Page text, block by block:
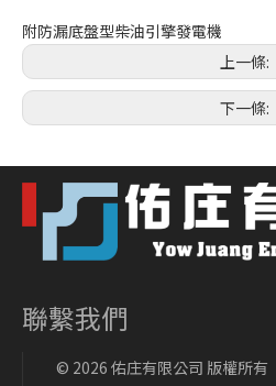
附防漏底盤型柴油引擎發電機
上一條:
下一條:
聯繫我們
© 2026 佑庄有限公司 版權所有